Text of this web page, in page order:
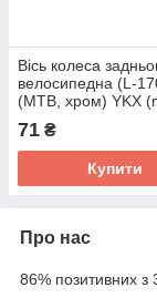
Вісь колеса
велосипедна (L-
(MTB, хром) YKX
71 ₴
Купити
Про нас
86% позитивних з